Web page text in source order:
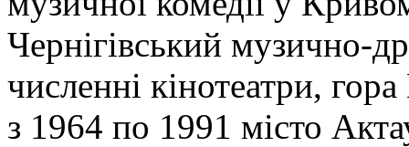
Чернігівський музично-
численні кінотеатри,
з 1964 по 1991 місто